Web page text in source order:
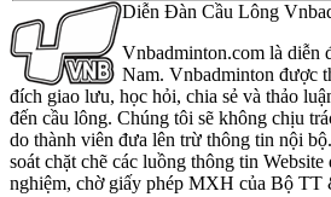
Diễn Đàn Cầu Lông
Vnbadminton.com là diễn
Nam. Vnbadminton được
đích giao lưu, học hỏi, chia sẻ và thảo
đến cầu lông. Chúng tôi sẽ không chịu
do thành viên đưa lên trừ thông tin nội
soát chặt chẽ các luồng thông tin
nghiệm, chờ giấy phép MXH của Bộ TT